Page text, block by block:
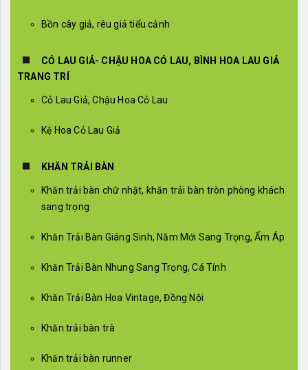
Bồn cây giả, rêu giả tiểu cảnh
CỎ LAU GIẢ- CHẬU HOA CỎ LAU, BÌNH HOA LAU GIẢ
TRANG TRÍ
Cỏ Lau Giả, Chậu Hoa Cỏ Lau
Kệ Hoa Cỏ Lau Giả
KHĂN TRẢI BÀN
Khăn trải bàn chữ nhật, khăn trải bàn tròn phòng khách
sang trọng
Khăn Trải Bàn Giáng Sinh, Năm Mới Sang Trọng, Ấm Áp
Khăn Trải Bàn Nhung Sang Trọng, Cá Tính
Khăn Trải Bàn Hoa Vintage, Đồng Nội
Khăn trải bàn trà
Khăn trải bàn runner